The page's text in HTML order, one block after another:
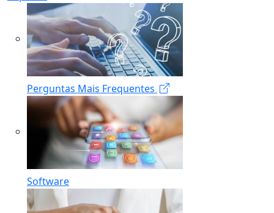
Perguntas Mais Frequentes
Software